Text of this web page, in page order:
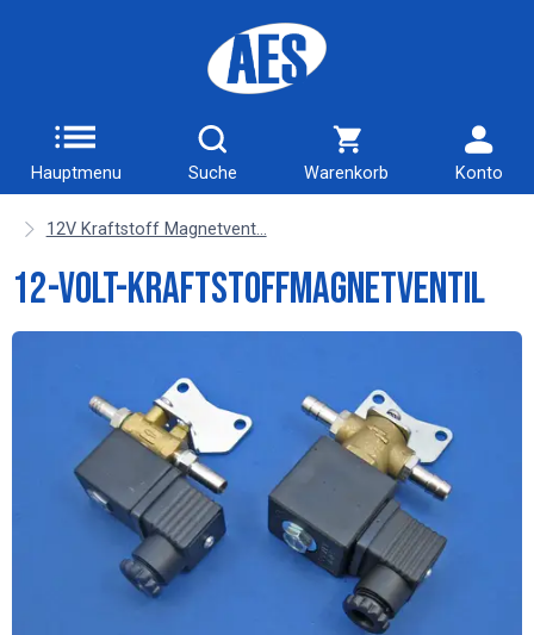
Hauptmenu Suche Warenkorb Konto
12V Kraftstoff Magnetvent...
12-Volt-Kraftstoffmagnetventil